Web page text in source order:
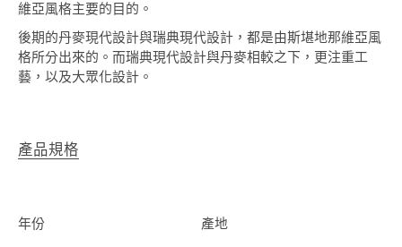
維亞風格主要的目的。
後期的丹麥現代設計與瑞典現代設計，都是由斯堪地那維亞風
格所分出來的。而瑞典現代設計與丹麥相較之下，更注重工
藝，以及大眾化設計。
產品規格
年份 產地